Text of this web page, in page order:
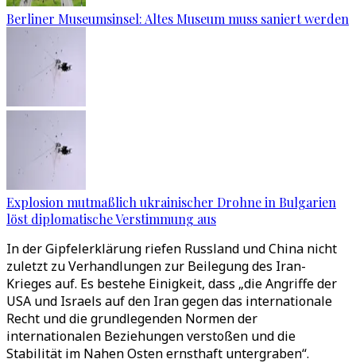
Berliner Museumsinsel: Altes Museum muss saniert werden
Explosion mutmaßlich ukrainischer Drohne in Bulgarien
löst diplomatische Verstimmung aus
In der Gipfelerklärung riefen Russland und China nicht
zuletzt zu Verhandlungen zur Beilegung des Iran-
Krieges auf. Es bestehe Einigkeit, dass „die Angriffe der
USA und Israels auf den Iran gegen das internationale
Recht und die grundlegenden Normen der
internationalen Beziehungen verstoßen und die
Stabilität im Nahen Osten ernsthaft untergraben“.